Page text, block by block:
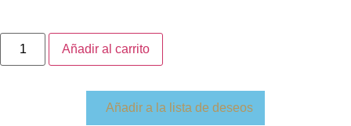
Añadir al carrito
Añadir a la lista de deseos